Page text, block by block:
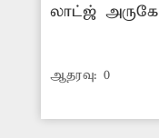
லாட்ஜ் அருகே
துர்நாற்றம்
ஆதரவு: 0